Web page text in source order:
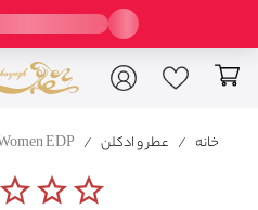
خانه / عطر و ادکلن /
star_borderstar_borderstar_border